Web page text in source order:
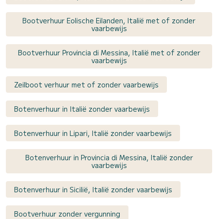
Bootverhuur Eolische Eilanden, Italië met of zonder
vaarbewijs
Bootverhuur Provincia di Messina, Italië met of zonder
vaarbewijs
Zeilboot verhuur met of zonder vaarbewijs
Botenverhuur in Italië zonder vaarbewijs
Botenverhuur in Lipari, Italië zonder vaarbewijs
Botenverhuur in Provincia di Messina, Italië zonder
vaarbewijs
Botenverhuur in Sicilië, Italië zonder vaarbewijs
Bootverhuur zonder vergunning